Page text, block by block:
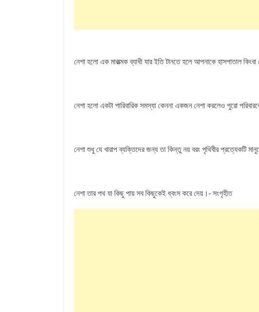
নেশা হলো এক মারাত্মক ব্যাধী যার ইতি টানতে হলে আপনাকে হাসপাতাল
নেশা হলো একটা পারিবারিক সমস্যা কেননা একজন নেশা করলেও পুরো
নেশা শুধু যে খারাপ ব্যক্তিদের জন্য তা কিন্তু নয় বরং পৃথিবীর প্রত্যেকটি
নেশা তার পথ যা কিছু পায় সব কিছুকেই ধ্বংস করে দেয়।- সংগৃহীত